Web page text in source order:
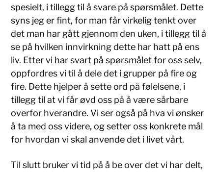
spesielt, i tillegg til å svare på spørsmålet. Dette
syns jeg er fint, for man får virkelig tenkt over
det man har gått gjennom den uken, i tillegg til å
se på hvilken innvirkning dette har hatt på ens
liv. Etter vi har svart på spørsmålet for oss selv,
oppfordres vi til å dele det i grupper på fire og
fire. Dette hjelper å sette ord på følelsene, i
tillegg til at vi får øvd oss på å være sårbare
overfor hverandre. Vi ser også på hva vi ønsker
å ta med oss videre, og setter oss konkrete mål
for hvordan vi skal anvende det i livet vårt.
Til slutt bruker vi tid på å be over det vi har delt,